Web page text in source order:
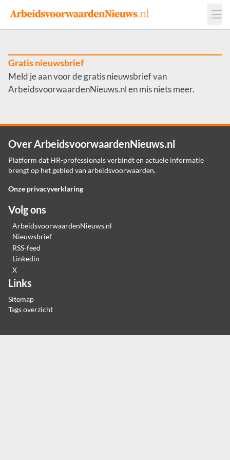
Events
Adverteren
Werkgevers
Contact
Gratis nieuwsbrief
Meld je aan voor de gratis nieuwsbrief van
ArbeidsvoorwaardenNieuws.nl en mis niets meer.
Over ArbeidsvoorwaardenNieuws.nl
Platform dat HR-professionals verbindt en actuele informatie
brengt op het gebied van arbeidsvoorwaarden.
Onze privacyverklaring
Volg ons
ArbeidsvoorwaardenNieuws.nl
Nieuwsbrief
RSS-feed
Linkedin
X
Links
Sitemap
Tags overzicht